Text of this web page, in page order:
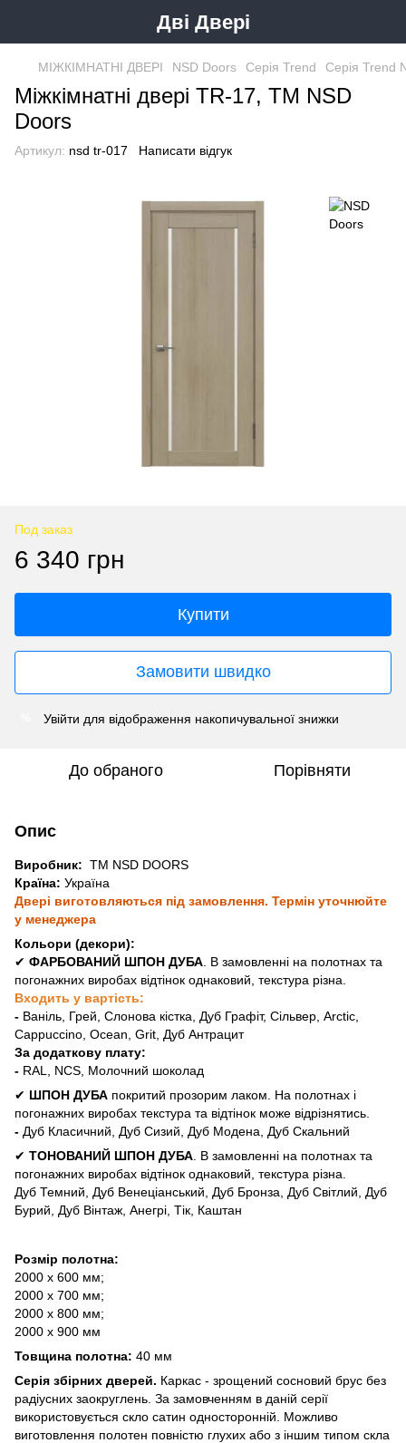
Дві Двері
МІЖКІМНАТНІ ДВЕРІ NSD Doors Серія Trend Серія Trend
Міжкімнатні двері TR-17, ТМ NSD
Doors
Артикул: nsd tr-017 Написати відгук
Под заказ
6 340 грн
Купити
Замовити швидко
Увійти для відображення накопичувальної знижки
До обраного Порівняти
Опис
Виробник: ТМ NSD DOORS
Країна: Україна
Двері виготовляються під замовлення. Термін уточнюйте
у менеджера
Кольори (декори):
✔ ФАРБОВАНИЙ ШПОН ДУБА . В замовленні на полотнах та
погонажних виробах відтінок однаковий, текстура різна.
Входить у вартість:
- Ваніль, Грей, Слонова кістка, Дуб Графіт, Сільвер, Arctic,
Cappuccino, Ocean, Grit, Дуб Антрацит
За додаткову плату:
- RAL, NCS, Молочний шоколад
✔ ШПОН ДУБА покритий прозорим лаком. На полотнах і
погонажних виробах текстура та відтінок може відрізнятись.
- Дуб Класичний, Дуб Сизий, Дуб Модена, Дуб Скальний
✔ ТОНОВАНИЙ ШПОН ДУБА . В замовленні на полотнах та
погонажних виробах відтінок однаковий, текстура різна.
Дуб Темний, Дуб Венеціанський, Дуб Бронза, Дуб Світлий, Дуб
Бурий, Дуб Вінтаж, Анегрі, Тік, Каштан
Розмір полотна:
2000 х 600 мм;
2000 х 700 мм;
2000 х 800 мм;
2000 х 900 мм
Товщина полотна: 40 мм
Серія збірних дверей. Каркас - зрощений сосновий брус без
радіусних заокруглень. За замовченням в даній серії
використовується скло сатин односторонній. Можливо
виготовлення полотен повністю глухих або з іншим типом скла